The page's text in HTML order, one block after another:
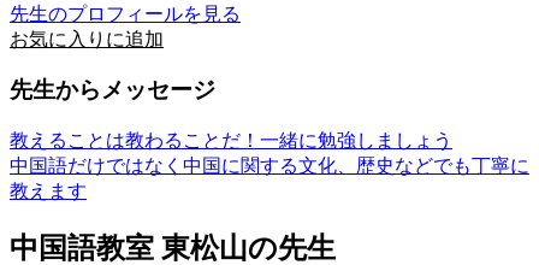
先生のプロフィールを見る
お気に入りに追加
先生からメッセージ
教えることは教わることだ！一緒に勉強しましょう
中国語だけではなく中国に関する文化、歴史などでも丁寧に
教えます
中国語教室 東松山の先生